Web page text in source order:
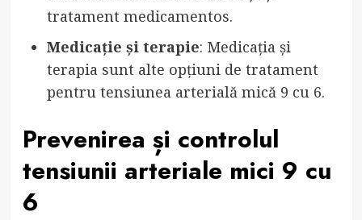
tratament medicamentos.
Medicație și terapie: Medicația și
terapia sunt alte opțiuni de tratament
pentru tensiunea arterială mică 9 cu 6.
Prevenirea și controlul
tensiunii arteriale mici 9 cu
6